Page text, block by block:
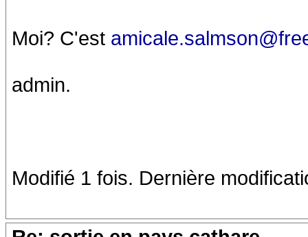
Moi? C'est
admin.
Modifié 1 fois. Dernière